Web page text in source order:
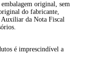
original, sem
do fabricante,
da Nota Fiscal
é imprescindível a